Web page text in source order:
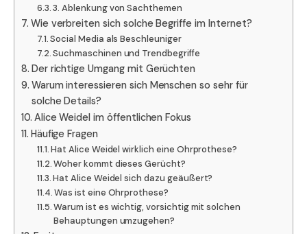
3. Ablenkung von Sachthemen
Wie verbreiten sich solche Begriffe im Internet?
Social Media als Beschleuniger
Suchmaschinen und Trendbegriffe
Der richtige Umgang mit Gerüchten
Warum interessieren sich Menschen so sehr für
solche Details?
Alice Weidel im öffentlichen Fokus
Häufige Fragen
Hat Alice Weidel wirklich eine Ohrprothese?
Woher kommt dieses Gerücht?
Hat Alice Weidel sich dazu geäußert?
Was ist eine Ohrprothese?
Warum ist es wichtig, vorsichtig mit solchen
Behauptungen umzugehen?